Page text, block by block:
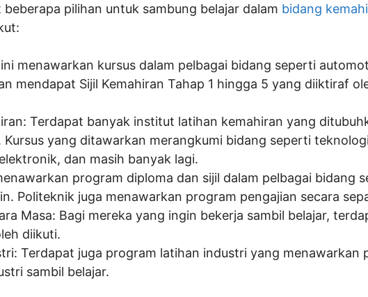
pilihan untuk sambung belajar dalam bidang
ini menawarkan kursus dalam pelbagai bidang seperti
mendapat Sijil Kemahiran Tahap 1 hingga 5 yang diiktiraf
Terdapat banyak institut latihan kemahiran yang
Kursus yang ditawarkan merangkumi bidang seperti
dan masih banyak lagi.
program diploma dan sijil dalam pelbagai bidang
Politeknik juga menawarkan program pengajian secara
Masa: Bagi mereka yang ingin bekerja sambil belajar,
diikuti.
Terdapat juga program latihan industri yang menawarkan
sambil belajar.